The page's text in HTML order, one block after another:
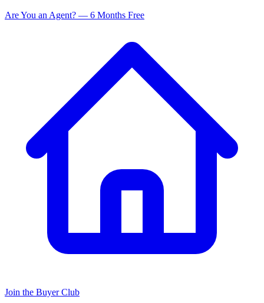
Are You an Agent? — 6 Months Free
Join the Buyer Club